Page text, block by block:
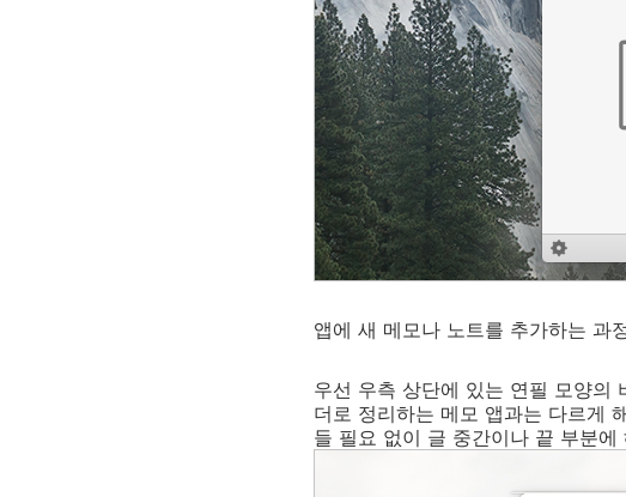
앱에 새 메모나 노트를 추가하는 과
우선 우측 상단에 있는 연필 모양의
더로 정리하는 메모 앱과는 다르게
들 필요 없이 글 중간이나 끝 부분